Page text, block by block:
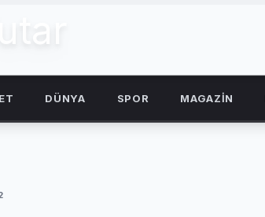
DÜNYA SPOR MAGAZİN